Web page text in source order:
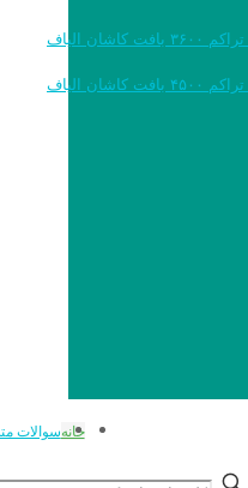
خرید به قیمت فرش ماشینی ۱۲۰۰ شانه تراکم ۳۶۰۰ بافت کاشان الیاف
خرید به قیمت فرش ماشینی ۱۵۰۰ شانه تراکم ۴۵۰۰ بافت کاشان الیاف
خانهسوالات